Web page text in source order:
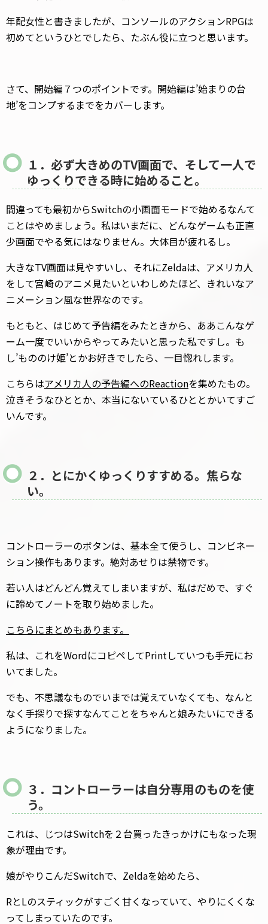
年配女性と書きましたが、コンソールのアクションRPGは
初めてというひとでしたら、たぶん役に立つと思います。
さて、開始編７つのポイントです。開始編は’始まりの台
地’をコンプするまでをカバーします。
１．必ず大きめのTV画面で、そして一人で
ゆっくりできる時に始めること。
間違っても最初からSwitchの小画面モードで始めるなんて
ことはやめましょう。私はいまだに、どんなゲームも正直
少画面でやる気にはなりません。大体目が疲れるし。
大きなTV画面は見やすいし、それにZeldaは、アメリカ人
をして宮崎のアニメ見たいといわしめたほど、きれいなア
ニメーション風な世界なのです。
もともと、はじめて予告編をみたときから、ああこんなゲ
ーム一度でいいからやってみたいと思った私ですし。も
し’もののけ姫’とかお好きでしたら、一目惚れします。
こちらはアメリカ人の予告編へのReactionを集めたもの。
泣きそうなひととか、本当にないているひととかいてすご
いんです。
２．とにかくゆっくりすすめる。焦らな
い。
コントローラーのボタンは、基本全て使うし、コンビネー
ション操作もあります。絶対あせりは禁物です。
若い人はどんどん覚えてしまいますが、私はだめで、すぐ
に諦めてノートを取り始めました。
こちらにまとめもあります。
私は、これをWordにコピペしてPrintしていつも手元にお
いてました。
でも、不思議なものでいまでは覚えていなくても、なんと
なく手探りで探すなんてことをちゃんと娘みたいにできる
ようになりました。
３．コントローラーは自分専用のものを使
う。
これは、じつはSwitchを２台買ったきっかけにもなった現
象が理由です。
娘がやりこんだSwitchで、Zeldaを始めたら、
RとLのスティックがすごく甘くなっていて、やりにくくな
ってしまっていたのです。